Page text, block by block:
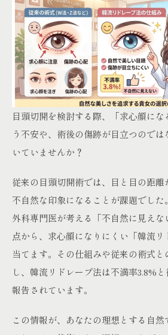
目頭切開を検討する際、「求心顔に
う不安や、術後の傷跡が目立つので
いていませんか？
従来の目頭切開術では、目と目の距離
不自然な印象になることが課題でし
外科専門医が考える「不自然に見え
点から、求心顔になりにくい「韓流
当てます。その仕組みや従来の術式
し、韓流リドレープ法は不満率3.8%
報告されています。
この情報が、あなたの理想とする自